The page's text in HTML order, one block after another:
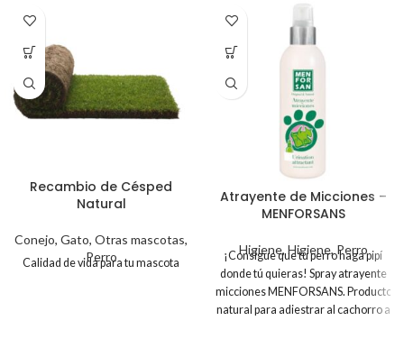
Recambio de Césped
Natural
Conejo, Gato, Otras mascotas,
Perro
Calidad de vida para tu mascota
Atrayente de Micciones –
MENFORSANS
Higiene, Higiene, Perro
¡Consigue que tu perro haga pipí
donde tú quieras! Spray atrayente
micciones MENFORSANS. Producto
natural para adiestrar al cachorro a